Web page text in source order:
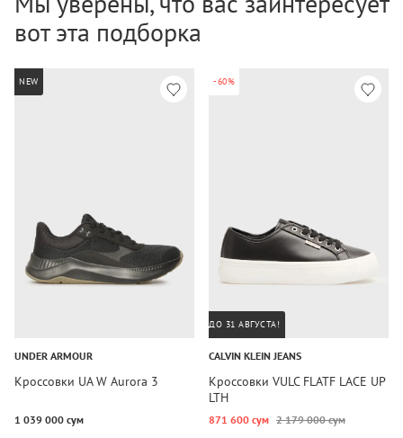
вот эта подборка
NEW
UNDER ARMOUR
Кроссовки UA W Aurora 3
1 039 000 сум
-60%
ДО 31 АВГУСТА!
CALVIN KLEIN JEANS
Кроссовки VULC FLATF LACE UP
LTH
871 600 сум 2 179 000 сум